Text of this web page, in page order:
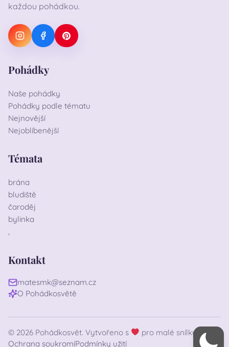
každou pohádkou.
Pohádky
Naše pohádky
Pohádky podle tématu
Nejnovější
Nejoblíbenější
Témata
brána
bludiště
čaroděj
bylinka
Kontakt
matesmk@seznam.cz
O Pohádkosvětě
© 2026 Pohádkosvět. Vytvořeno s
pro malé snílky
Ochrana soukromíPodmínky užití